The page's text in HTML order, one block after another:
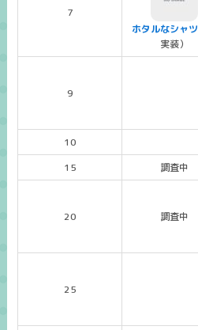
7
ホタルなシャツ
実装）
9
10
15
調査中
20
調査中
25